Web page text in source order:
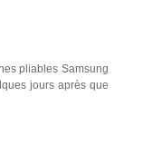
pliables Samsung
jours après que